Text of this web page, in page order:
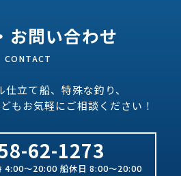
お問い合わせ
立て船、特殊な釣り、
もお気軽にご相談ください！
62-1273
4:00～20:00 船休日 8:00～20:00